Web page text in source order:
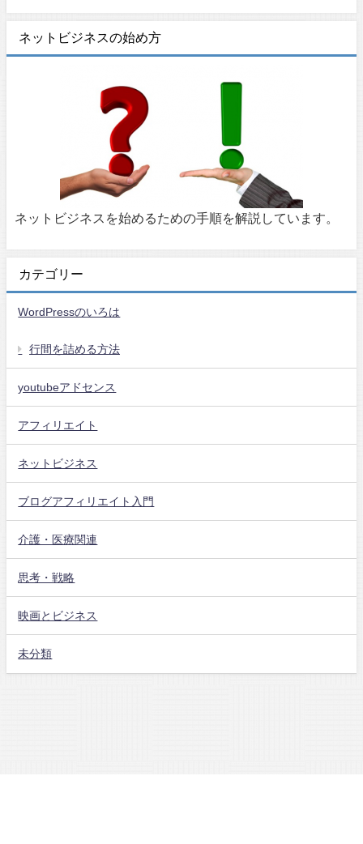
ネットビジネスの始め方
ネットビジネスを始めるための手順を解説しています。
カテゴリー
WordPressのいろは
行間を詰める方法
youtubeアドセンス
アフィリエイト
ネットビジネス
ブログアフィリエイト入門
介護・医療関連
思考・戦略
映画とビジネス
未分類